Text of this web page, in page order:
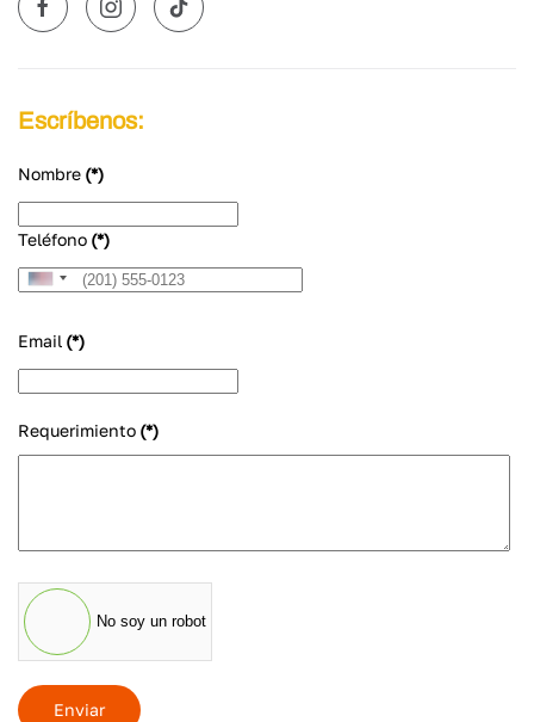
Escríbenos:
Nombre (*)
Teléfono (*)
United
+1
Email (*)
Requerimiento (*)
No soy un robot
Enviar